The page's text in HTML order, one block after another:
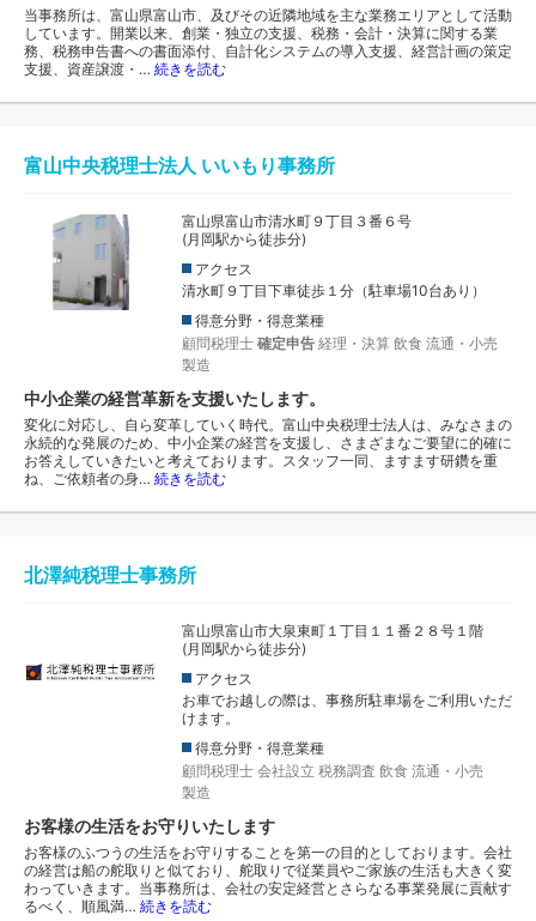
当事務所は、富山県富山市、及びその近隣地域を主な業務エリアとして活動
しています。開業以来、創業・独立の支援、税務・会計・決算に関する業
務、税務申告書への書面添付、自計化システムの導入支援、経営計画の策定
支援、資産譲渡・… 続きを読む
富山中央税理士法人 いいもり事務所
富山県富山市清水町９丁目３番６号
(月岡駅から徒歩分)
アクセス
清水町９丁目下車徒歩１分（駐車場10台あり）
得意分野・得意業種
顧問税理士 確定申告 経理・決算 飲食 流通・小売
製造
中小企業の経営革新を支援いたします。
変化に対応し、自ら変革していく時代。富山中央税理士法人は、みなさまの
永続的な発展のため、中小企業の経営を支援し、さまざまなご要望に的確に
お答えしていきたいと考えております。スタッフ一同、ますます研鑽を重
ね、ご依頼者の身… 続きを読む
北澤純税理士事務所
富山県富山市大泉東町１丁目１１番２８号１階
(月岡駅から徒歩分)
アクセス
お車でお越しの際は、事務所駐車場をご利用いただ
けます。
得意分野・得意業種
顧問税理士 会社設立 税務調査 飲食 流通・小売
製造
お客様の生活をお守りいたします
お客様のふつうの生活をお守りすることを第一の目的としております。会社
の経営は船の舵取りと似ており、舵取りで従業員やご家族の生活も大きく変
わっていきます。当事務所は、会社の安定経営とさらなる事業発展に貢献す
るべく、順風満… 続きを読む